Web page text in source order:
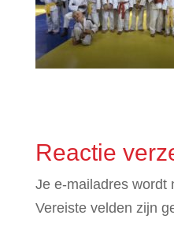
Reactie
Je e-mailadres wordt
Vereiste velden zijn